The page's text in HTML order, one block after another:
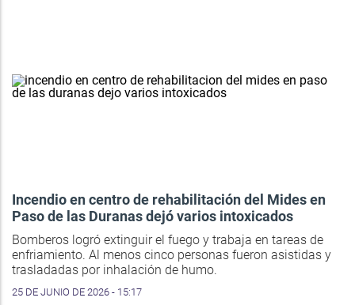
Incendio en centro de rehabilitación del Mides en
Paso de las Duranas dejó varios intoxicados
Bomberos logró extinguir el fuego y trabaja en tareas de
enfriamiento. Al menos cinco personas fueron asistidas y
trasladadas por inhalación de humo.
25 DE JUNIO DE 2026 - 15:17